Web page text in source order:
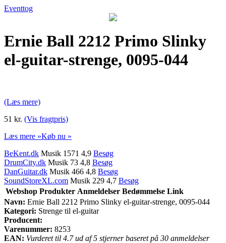
Eventtog
Ernie Ball 2212 Primo Slinky
el-guitar-strenge, 0095-044
(Læs mere)
51 kr. (Vis fragtpris)
Læs mere »Køb nu »
BeKent.dk Musik 1571 4,9 Besøg
DrumCity.dk Musik 73 4,8 Besøg
DanGuitar.dk Musik 466 4,8 Besøg
SoundStoreXL.com Musik 229 4,7 Besøg
Webshop Produkter Anmeldelser Bedømmelse Link
Navn: Ernie Ball 2212 Primo Slinky el-guitar-strenge, 0095-044
Kategori: Strenge til el-guitar
Producent:
Varenummer: 8253
EAN: Vurderet til 4.7 ud af 5 stjerner baseret på 30 anmeldelser